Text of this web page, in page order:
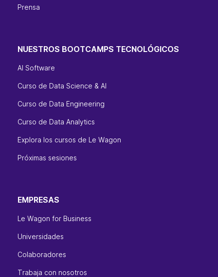
Prensa
NUESTROS BOOTCAMPS TECNOLÓGICOS
AI Software
Curso de Data Science & AI
Curso de Data Engineering
Curso de Data Analytics
Explora los cursos de Le Wagon
Próximas sesiones
EMPRESAS
Le Wagon for Business
Universidades
Colaboradores
Trabaja con nosotros